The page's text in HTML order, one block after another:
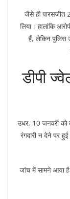
जैसे ही पारसजीत
लिया। हालांकि
हैं, लेकिन पुलिस
डीपी
उधर, 10 जनवरी को
रंगदारी न देने पर
जांच में सामने आया